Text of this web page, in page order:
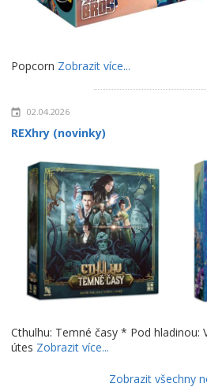
Popcorn Zobrazit více...
02.04.2026
REXhry (novinky)
Cthulhu: Temné časy * Pod hladinou:
útes Zobrazit více...
Zobrazit všechny